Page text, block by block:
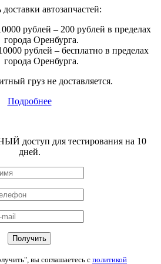
автозапчастей:
рублей – 200 рублей в пределах
города Оренбурга.
рублей – бесплатно в пределах
города Оренбурга.
груз не доставляется.
Подробнее
доступ для тестирования на 10
дней.
вы соглашаетесь с политикой